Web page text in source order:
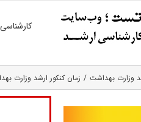
وزارت بهداشت زمان کنکور ارشد وزارت